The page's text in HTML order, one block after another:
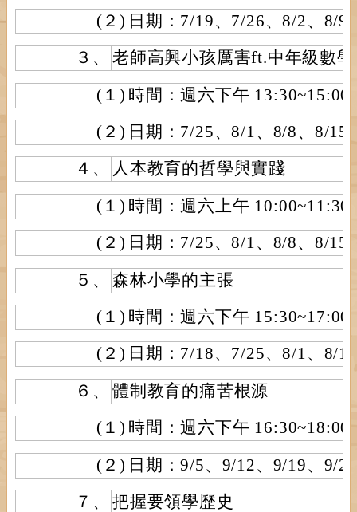
(２) 日期：7/19、7/26、8/2、8/9
３、
老師高興小孩厲害ft.中年級數學
(１) 時間：週六下午 13:30~15:00
(２) 日期：7/25、8/1、8/8、8/15
４、
人本教育的哲學與實踐
(１) 時間：週六上午 10:00~11:30
(２) 日期：7/25、8/1、8/8、8/15
５、
森林小學的主張
(１) 時間：週六下午 15:30~17:00
(２) 日期：7/18、7/25、8/1、8/
６、
體制教育的痛苦根源
(１) 時間：週六下午 16:30~18:00
(２) 日期：9/5、9/12、9/19、9/
７、
把握要領學歷史